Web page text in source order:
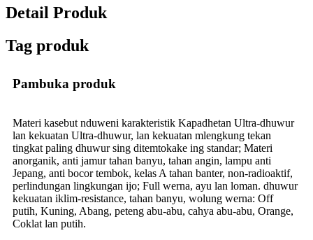
Detail Produk
Tag produk
Pambuka produk
Materi kasebut nduweni karakteristik Kapadhetan Ultra-dhuwur
lan kekuatan Ultra-dhuwur, lan kekuatan mlengkung tekan
tingkat paling dhuwur sing ditemtokake ing standar; Materi
anorganik, anti jamur tahan banyu, tahan angin, lampu anti
Jepang, anti bocor tembok, kelas A tahan banter, non-radioaktif,
perlindungan lingkungan ijo; Full werna, ayu lan loman. dhuwur
kekuatan iklim-resistance, tahan banyu, wolung werna: Off
putih, Kuning, Abang, peteng abu-abu, cahya abu-abu, Orange,
Coklat lan putih.